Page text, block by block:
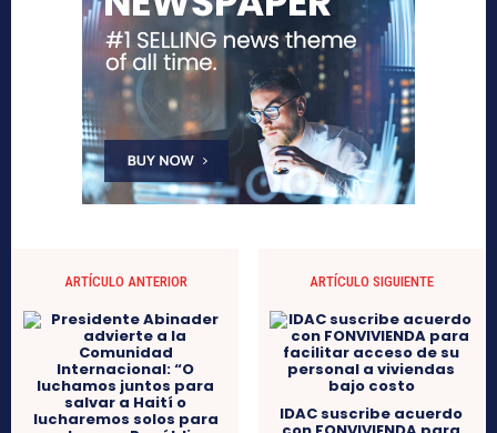
ARTÍCULO ANTERIOR ARTÍCULO SIGUIENTE
IDAC suscribe acuerdo